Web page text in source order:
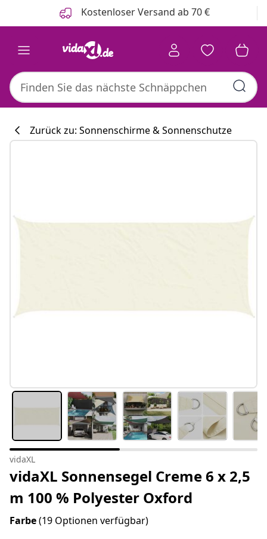
Kostenloser Versand ab 70 €
Zurück zu: Sonnenschirme & Sonnenschutze
vidaXL
vidaXL Sonnensegel Creme 6 x 2,5
m 100 % Polyester Oxford
Farbe(19 Optionen verfügbar)